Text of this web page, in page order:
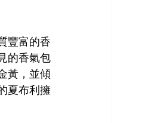
豐富的香
的香氣包
黃，並傾
夏布利擁